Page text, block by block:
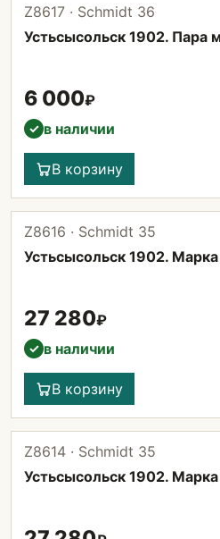
Z8617 · Schmidt 36
Устьсысольск 1902. Пара
6 000₽
✓ в наличии
В корзину
Z8616 · Schmidt 35
Устьсысольск 1902.
27 280₽
✓ в наличии
В корзину
Z8614 · Schmidt 35
Устьсысольск 1902.